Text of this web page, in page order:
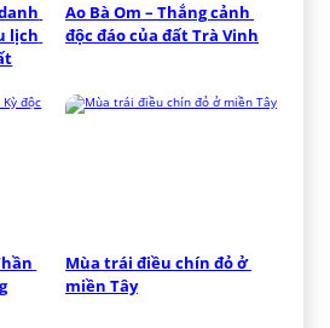
lịch
Ao Bà Om – Thắng cảnh
độc đáo của đất Trà Vinh
Mùa trái điều chín đỏ ở
miền Tây